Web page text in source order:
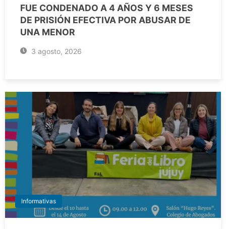
FUE CONDENADO A 4 AÑOS Y 6 MESES
DE PRISIÓN EFECTIVA POR ABUSAR DE
UNA MENOR
3 agosto, 2026
Informativas